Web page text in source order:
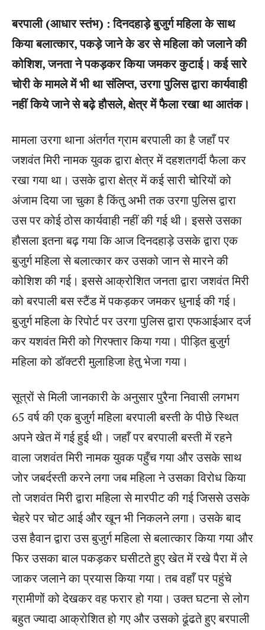
बरपाली (आधार स्तंभ) : दिनदहाड़े बुजुर्ग महिला के साथ
किया बलात्कार, पकड़े जाने के डर से महिला को जलाने की
कोशिश, जनता ने पकड़कर किया जमकर कुटाई। कई सारे
चोरी के मामले में भी था संलिप्त, उरगा पुलिस द्वारा कार्यवाही
नहीं किये जाने से बढ़े हौसले, क्षेत्र में फैला रखा था आतंक।
मामला उरगा थाना अंतर्गत ग्राम बरपाली का है जहाँ पर
जशवंत मिरी नामक युवक द्वारा क्षेत्र में दहशतगर्दी फैला कर
रखा गया था। उसके द्वारा क्षेत्र में कई सारी चोरियों को
अंजाम दिया जा चुका है किंतु अभी तक उरगा पुलिस द्वारा
उस पर कोई ठोस कार्यवाही नहीं की गई थी। इससे उसका
हौसला इतना बढ़ गया कि आज दिनदहाड़े उसके द्वारा एक
बुजुर्ग महिला से बलात्कार कर उसको जान से मारने की
कोशिश की गई। इससे आक्रोशित जनता द्वारा जशवंत मिरी
को बरपाली बस स्टैंड में पकड़कर जमकर धुनाई की गई।
बुजुर्ग महिला के रिपोर्ट पर उरगा पुलिस द्वारा एफआईआर दर्ज
कर यशवंत मिरी को गिरफ्तार किया गया। पीड़ित बुजुर्ग
महिला को डॉक्टरी मुलाहिजा हेतु भेजा गया।
सूत्रों से मिली जानकारी के अनुसार पुरैना निवासी लगभग
65 वर्ष की एक बुजुर्ग महिला बरपाली बस्ती के पीछे स्थित
अपने खेत में गई हुई थी। जहाँ पर बरपाली बस्ती में रहने
वाला जशवंत मिरी नामक युवक पहुँच गया और उसके साथ
जोर जबर्दस्ती करने लगा जब महिला ने उसका विरोध किया
तो जशवंत मिरी द्वारा महिला से मारपीट की गई जिससे उसके
चेहरे पर चोट आई और खून भी निकलने लगा। उसके बाद
उस हैवान द्वारा उस बुजुर्ग महिला से बलात्कार किया गया और
फिर उसका बाल पकड़कर घसीटते हुए खेत में रखे पैरा में ले
जाकर जलाने का प्रयास किया गया। तब वहाँ पर पहुंचे
ग्रामीणों को देखकर वह फरार हो गया। उक्त घटना से लोग
बहुत ज्यादा आक्रोशित हो गए और उसको ढूंढते हुए बरपाली